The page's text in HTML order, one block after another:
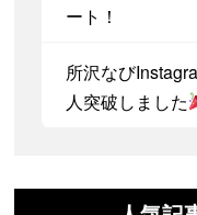
ート！
所沢なび
人突破しました